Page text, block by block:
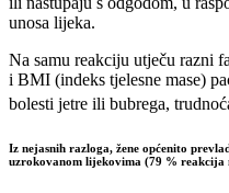
unosa lijeka.
Na samu reakciju utječu razni
i BMI (indeks tjelesne mase)
bolesti jetre ili bubrega,
Iz nejasnih razloga, žene općenito
uzrokovanom lijekovima (79 % reakcija